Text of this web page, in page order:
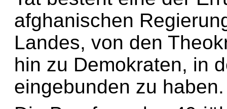
afghanischen
Landes, von den
hin zu Demokraten, in
eingebunden zu haben.